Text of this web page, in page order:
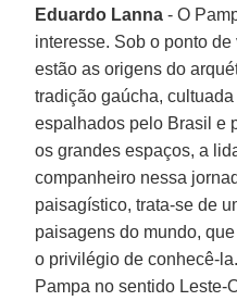
Eduardo Lanna- O
interesse. Sob o ponto
estão as origens do
tradição gaúcha,
espalhados pelo Brasil e
os grandes espaços, a
companheiro nessa
paisagístico, trata-se de
paisagens do mundo,
o privilégio de conhecê-
Pampa no sentido Leste-